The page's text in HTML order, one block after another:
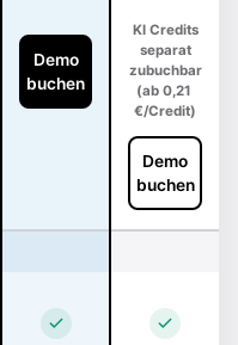
Demo
buchen
KI Credits
separat
zubuchbar
(ab 0,21
€/Credit)
Demo
buchen